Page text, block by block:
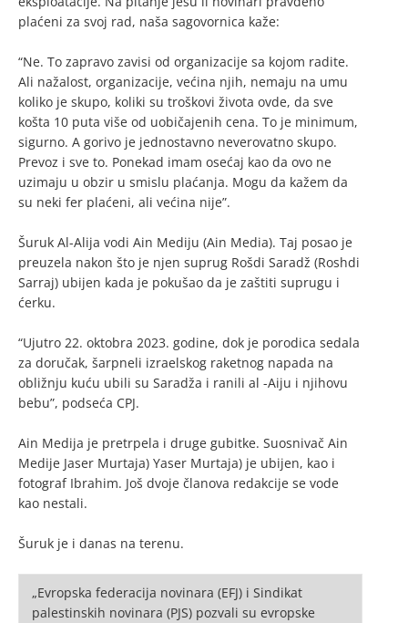
plaćeni za svoj rad, naša sagovornica kaže:
“Ne. To zapravo zavisi od organizacije sa kojom radite.
Ali nažalost, organizacije, većina njih, nemaju na umu
koliko je skupo, koliki su troškovi života ovde, da sve
košta 10 puta više od uobičajenih cena. To je minimum,
sigurno. A gorivo je jednostavno neverovatno skupo.
Prevoz i sve to. Ponekad imam osećaj kao da ovo ne
uzimaju u obzir u smislu plaćanja. Mogu da kažem da
su neki fer plaćeni, ali većina nije”.
Šuruk Al-Alija vodi Ain Mediju (Ain Media). Taj posao je
preuzela nakon što je njen suprug Rošdi Saradž (Roshdi
Sarraj) ubijen kada je pokušao da je zaštiti suprugu i
ćerku.
“Ujutro 22. oktobra 2023. godine, dok je porodica sedala
za doručak, šarpneli izraelskog raketnog napada na
obližnju kuću ubili su Saradža i ranili al -Aiju i njihovu
bebu”, podseća CPJ.
Ain Medija je pretrpela i druge gubitke. Suosnivač Ain
Medije Jaser Murtaja) Yaser Murtaja) je ubijen, kao i
fotograf Ibrahim. Još dvoje članova redakcije se vode
kao nestali.
Šuruk je i danas na terenu.
„Evropska federacija novinara (EFJ) i Sindikat
palestinskih novinara (PJS) pozvali su evropske